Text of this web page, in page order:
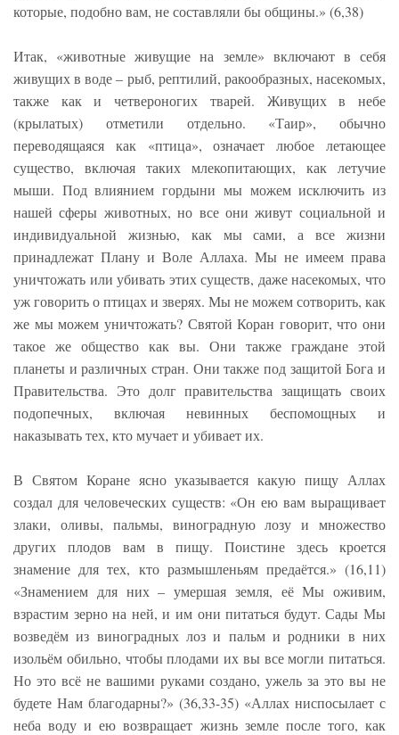
которые, подобно вам, не составляли бы общины.» (6,38)
Итак, «животные живущие на земле» включают в себя
живущих в воде – рыб, рептилий, ракообразных, насекомых,
также как и четвероногих тварей. Живущих в небе
(крылатых) отметили отдельно. «Таир», обычно
переводящаяся как «птица», означает любое летающее
существо, включая таких млекопитающих, как летучие
мыши. Под влиянием гордыни мы можем исключить из
нашей сферы животных, но все они живут социальной и
индивидуальной жизнью, как мы сами, а все жизни
принадлежат Плану и Воле Аллаха. Мы не имеем права
уничтожать или убивать этих существ, даже насекомых, что
уж говорить о птицах и зверях. Мы не можем сотворить, как
же мы можем уничтожать? Святой Коран говорит, что они
такое же общество как вы. Они также граждане этой
планеты и различных стран. Они также под защитой Бога и
Правительства. Это долг правительства защищать своих
подопечных, включая невинных беспомощных и
наказывать тех, кто мучает и убивает их.
В Святом Коране ясно указывается какую пищу Аллах
создал для человеческих существ: «Он ею вам выращивает
злаки, оливы, пальмы, виноградную лозу и множество
других плодов вам в пищу. Поистине здесь кроется
знамение для тех, кто размышленьям предаётся.» (16,11)
«Знамением для них – умершая земля, её Мы оживим,
взрастим зерно на ней, и им они питаться будут. Сады Мы
возведём из виноградных лоз и пальм и родники в них
изольём обильно, чтобы плодами их вы все могли питаться.
Но это всё не вашими руками создано, ужель за это вы не
будете Нам благодарны?» (36,33-35) «Аллах ниспосылает с
неба воду и ею возвращает жизнь земле после того, как